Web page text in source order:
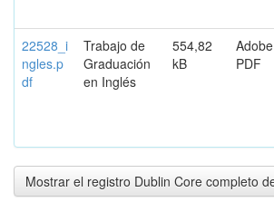
22528_i
ngles.p
df
Trabajo de
Graduación
en Inglés
554,82
kB
Adobe
PDF
Mostrar el registro Dublin Core completo